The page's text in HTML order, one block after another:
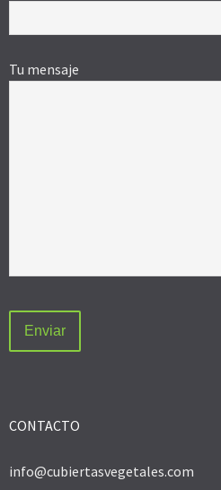
Tu mensaje
CONTACTO
info@cubiertasvegetales.com